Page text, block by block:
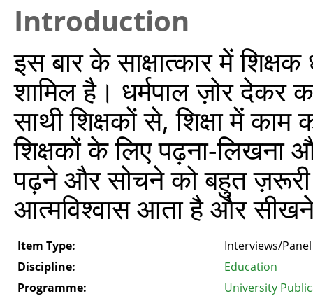
Introduction
इस बार के साक्षात्कार में
शामिल है। धर्मपाल ज़ोर देकर
साथी शिक्षकों से, शिक्षा में
शिक्षकों के लिए पढ़ना-
पढ़ने और सोचने को बहुत
आत्मविश्वास आता है और
Item Type:
Interviews/
Discipline:
Education
Programme:
University